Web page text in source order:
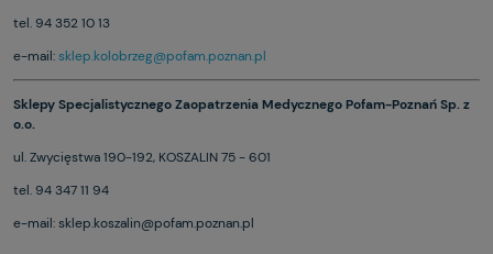
tel. 94 352 10 13
e-mail:sklep.kolobrzeg@pofam.poznan.pl
Sklepy Specjalistycznego Zaopatrzenia Medycznego Pofam-Poznań Sp. z
o.o.
ul. Zwycięstwa 190-192, KOSZALIN 75 - 601
tel. 94 347 11 94
e-mail: sklep.koszalin@pofam.poznan.pl